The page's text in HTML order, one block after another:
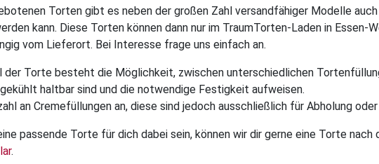
Torten gibt es neben der großen Zahl versandfähiger Modelle
kann. Diese Torten können dann nur im TraumTorten-Laden in
vom Lieferort. Bei Interesse frage uns einfach an.
Torte besteht die Möglichkeit, zwischen unterschiedlichen
haltbar sind und die notwendige Festigkeit aufweisen.
an Cremefüllungen an, diese sind jedoch ausschließlich für Abholung
passende Torte für dich dabei sein, können wir dir gerne eine Torte
.